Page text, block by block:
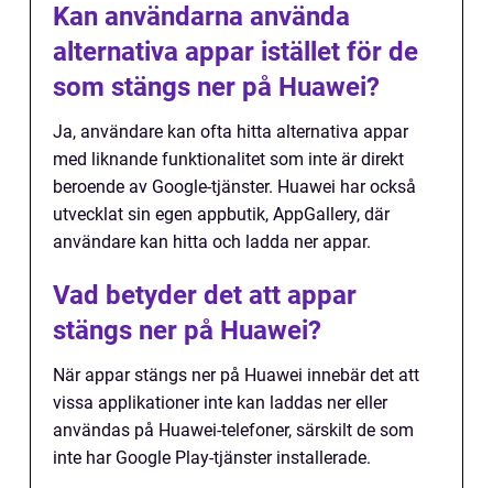
Kan användarna använda
alternativa appar istället för de
som stängs ner på Huawei?
Ja, användare kan ofta hitta alternativa appar
med liknande funktionalitet som inte är direkt
beroende av Google-tjänster. Huawei har också
utvecklat sin egen appbutik, AppGallery, där
användare kan hitta och ladda ner appar.
Vad betyder det att appar
stängs ner på Huawei?
När appar stängs ner på Huawei innebär det att
vissa applikationer inte kan laddas ner eller
användas på Huawei-telefoner, särskilt de som
inte har Google Play-tjänster installerade.